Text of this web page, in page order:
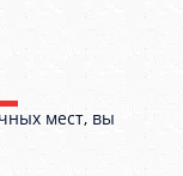
мест, вы